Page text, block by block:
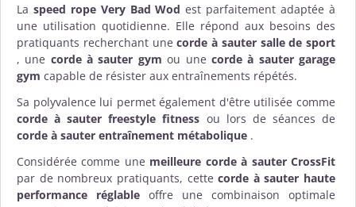
La speed rope Very Bad Wod est parfaitement adaptée à
une utilisation quotidienne. Elle répond aux besoins des
pratiquants recherchant unecorde à sauter salle de sport
, une corde à sauter gym ou une corde à sauter garage
gym capable de résister aux entraînements répétés.
Sa polyvalence lui permet également d'être utilisée comme
corde à sauter freestyle fitness ou lors de séances de
corde à sauter entraînement métabolique .
Considérée comme une meilleure corde à sauter CrossFit
par de nombreux pratiquants, cettecorde à sauter haute
performance réglable offre une combinaison optimale